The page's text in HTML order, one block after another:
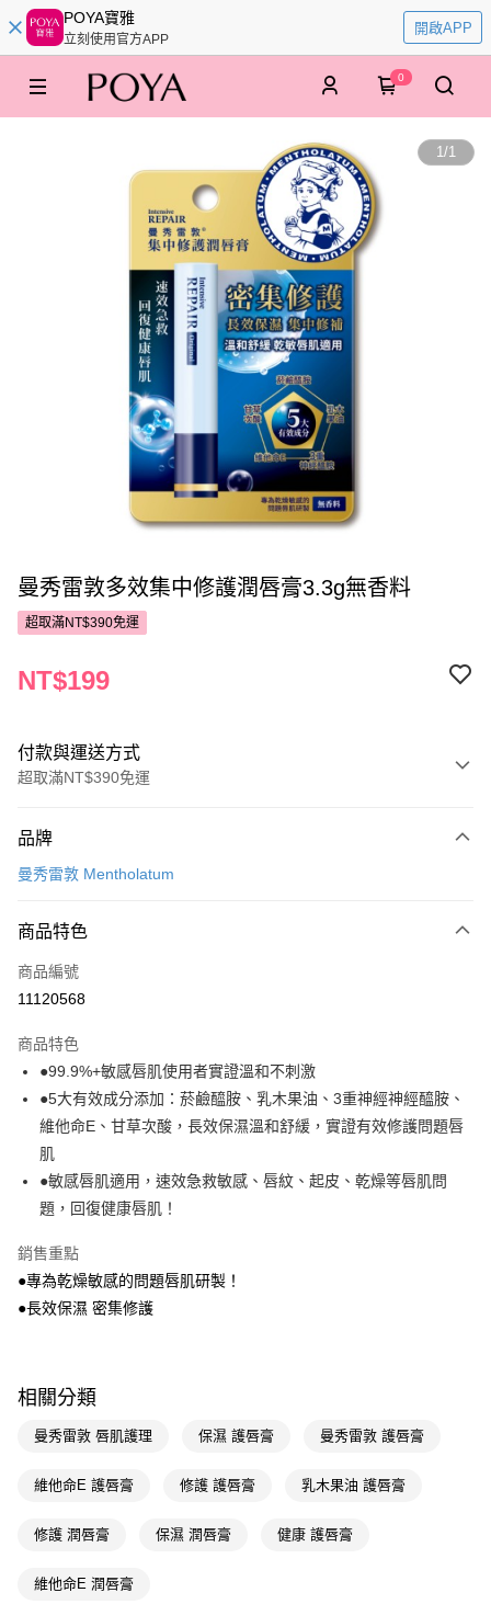
POYA寶雅
立刻使用官方APP
開啟APP
0
1/1
曼秀雷敦多效集中修護潤唇膏3.3g無香料
超取滿NT$390免運
NT$199
付款與運送方式
超取滿NT$390免運
POYA支付
超商取貨付款
LINE Pay
街口支付
悠遊付
Google Pay
AFTEE先享後付
相關說明
AFTEE先享後付是「在收到商品之後才付款」的支付方式。 讓您購物簡單
１．簡單：不需註冊會員、不需綁卡、不需儲值。
２．便利：只要手機號碼，簡訊認證，即可結帳。
１．於結帳方式選擇「AFTEE先享後付」後，將跳轉至「AFTEE先享後付」
結帳頁面，進行簡訊認證並確認金額後，即可完成結帳。
３．收到繳費通知簡訊後14天內，點擊此簡訊中的連結，可透過四大超商／
※ 請注意：結帳手續完成當下不需立刻繳費，但若您需要取消訂單，請聯絡
※ 交易是否成功請以「AFTEE先享後付 」之結帳頁面顯示為準，若有關於
客戶支援中心」https://netprotections.freshdesk.com/support/home
即享券
運送方式
付款後全家取貨
每筆NT$65，滿NT$390(含以上)免運費
付款後萊爾富取貨
每筆NT$65，滿NT$490(含以上)免運費
品牌
曼秀雷敦 Mentholatum
商品特色
商品編號
11120568
商品特色
●99.9%+敏感唇肌使用者實證溫和不刺激
●5大有效成分添加：菸鹼醯胺、乳木果油、3重神經神經醯胺、
維他命E、甘草次酸，長效保濕溫和舒緩，實證有效修護問題唇
肌
●敏感唇肌適用，速效急救敏感、唇紋、起皮、乾燥等唇肌問
題，回復健康唇肌！
銷售重點
●專為乾燥敏感的問題唇肌研製！
●長效保濕 密集修護
相關分類
曼秀雷敦 唇肌護理 保濕 護唇膏 曼秀雷敦 護唇膏
維他命E 護唇膏 修護 護唇膏 乳木果油 護唇膏
修護 潤唇膏 保濕 潤唇膏 健康 護唇膏
維他命E 潤唇膏